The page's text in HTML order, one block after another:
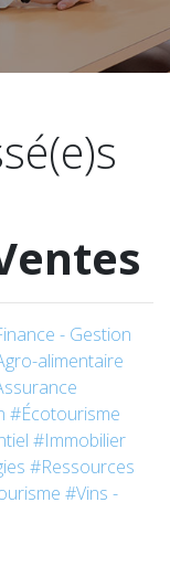
- Gestion
alimentaire
#Écotourisme
#Immobilier
#Ressources
#Vins -